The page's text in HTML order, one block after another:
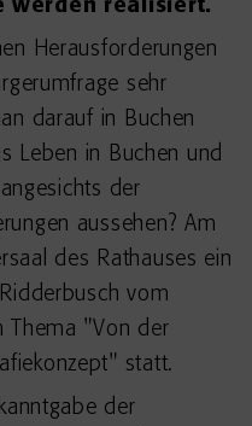
werden realisiert.
Herausforderungen
sehr
darauf in Buchen
Leben in Buchen und
der
aussehen? Am
des Rathauses ein
vom
Thema "Von der
statt.
der